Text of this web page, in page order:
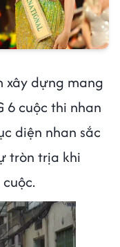
xây dựng mang
6 cuộc thi nhan
diện nhan sắc
tròn trịa khi